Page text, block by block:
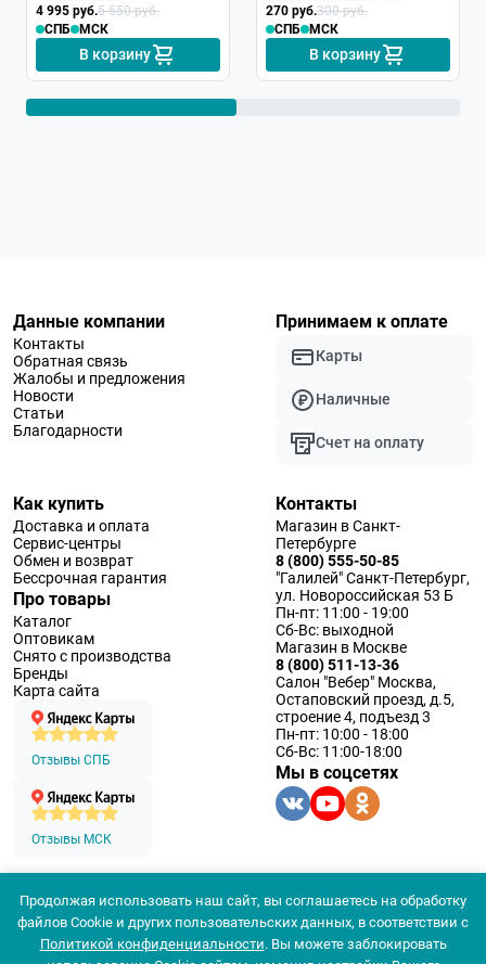
4 995 руб.5 550 руб.
СПБ
МСК
В корзину
270 руб.300 руб.
СПБ
МСК
В корзину
Данные компании
Контакты
Обратная связь
Жалобы и предложения
Новости
Статьи
Благодарности
Принимаем к оплате
Карты
Наличные
Счет на оплату
Как купить
Доставка и оплата
Сервис-центры
Обмен и возврат
Бессрочная гарантия
Про товары
Каталог
Оптовикам
Снято с производства
Бренды
Карта сайта
Отзывы СПБ
Отзывы МСК
Контакты
Магазин в Санкт-
Петербурге
8 (800) 555-50-85
"Галилей" Санкт-Петербург,
ул. Новороссийская 53 Б
Пн-пт: 11:00 - 19:00
Сб-Вс: выходной
Магазин в Москве
8 (800) 511-13-36
Салон "Вебер" Москва,
Остаповский проезд, д.5,
строение 4, подъезд 3
Пн-пт: 10:00 - 18:00
Сб-Вс: 11:00-18:00
Мы в соцсетях
© 1994 — 2026 ООО «Наблюдательные приборы»
Политика конфеденциальности
Согласие на обработку персональных данных
Продолжая использовать наш сайт, вы соглашаетесь на обработку
файлов Cookie и других пользовательских данных, в соответствии с
Политикой конфиденциальности. Вы можете заблокировать